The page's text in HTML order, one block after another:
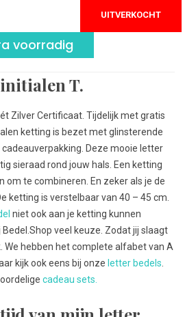
UITVERKOCHT
voorradig
T.
Zilver Certificaat. Tijdelijk met gratis
ketting is bezet met glinsterende
Deze mooie letter
sieraad rond jouw hals. Een ketting
om te combineren. En zeker als je de
ketting is verstelbaar van 40 – 45 cm.
niet ook aan je ketting kunnen
veel keuze. Zodat jij slaagt
We hebben het complete alfabet van A
kijk ook eens bij onze letter bedels
cadeau sets.